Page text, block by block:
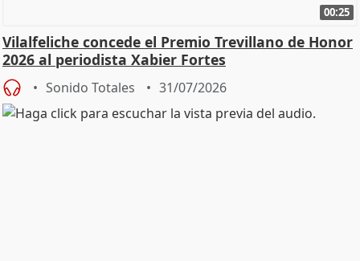
00:25
Vilalfeliche concede el Premio Trevillano de Honor
2026 al periodista Xabier Fortes
Sonido Totales 31/07/2026